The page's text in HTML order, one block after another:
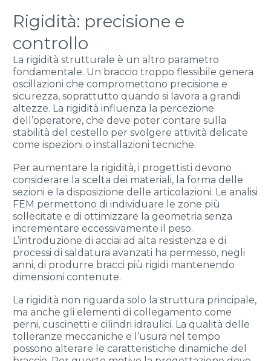
Rigidità: precisione e
controllo
La rigidità strutturale è un altro parametro
fondamentale. Un braccio troppo flessibile genera
oscillazioni che compromettono precisione e
sicurezza, soprattutto quando si lavora a grandi
altezze. La rigidità influenza la percezione
dell’operatore, che deve poter contare sulla
stabilità del cestello per svolgere attività delicate
come ispezioni o installazioni tecniche.
Per aumentare la rigidità, i progettisti devono
considerare la scelta dei materiali, la forma delle
sezioni e la disposizione delle articolazioni. Le analisi
FEM permettono di individuare le zone più
sollecitate e di ottimizzare la geometria senza
incrementare eccessivamente il peso.
L’introduzione di acciai ad alta resistenza e di
processi di saldatura avanzati ha permesso, negli
anni, di produrre bracci più rigidi mantenendo
dimensioni contenute.
La rigidità non riguarda solo la struttura principale,
ma anche gli elementi di collegamento come
perni, cuscinetti e cilindri idraulici. La qualità delle
tolleranze meccaniche e l’usura nel tempo
possono alterare le caratteristiche dinamiche del